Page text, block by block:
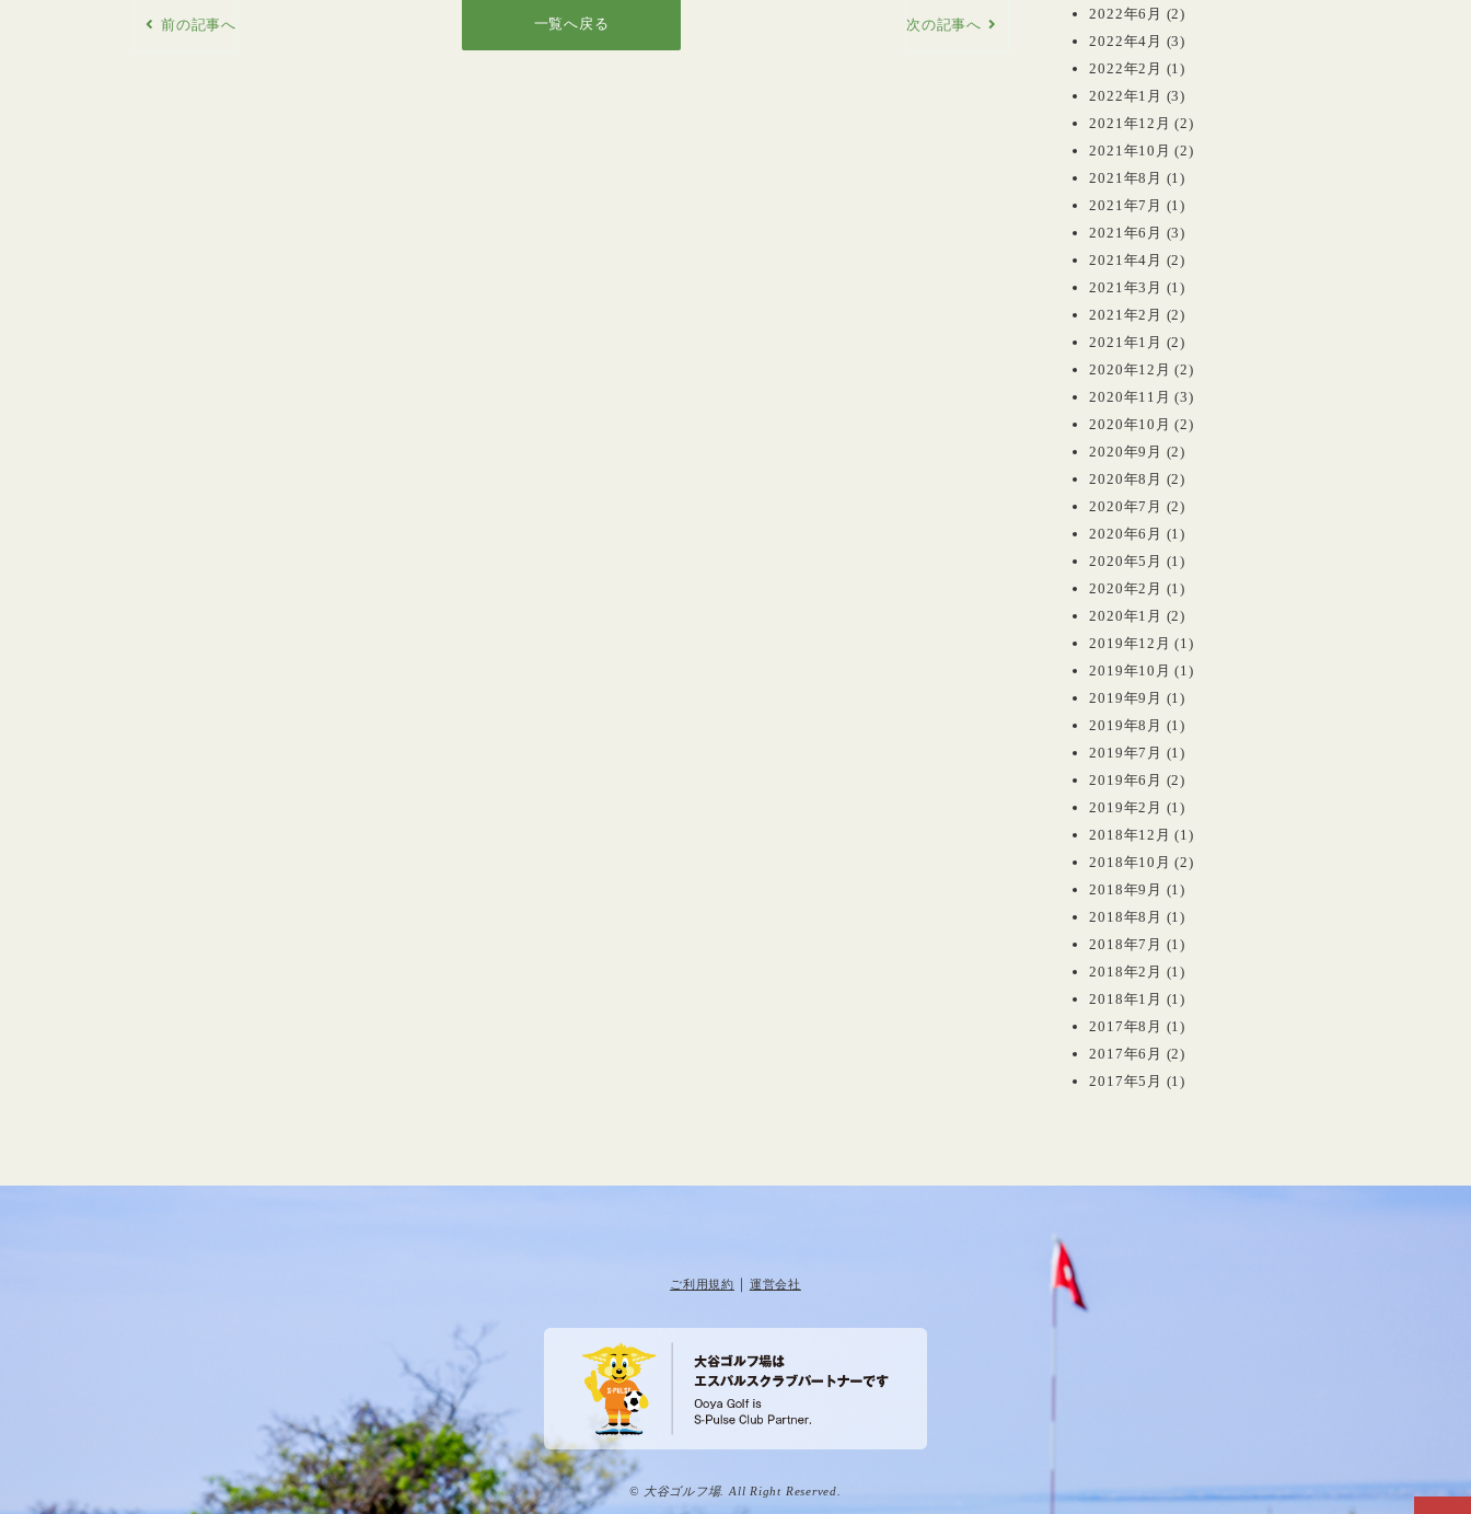
前の記事へ 次の記事へ
一覧へ戻る
2022年6月 (2)
2022年4月 (3)
2022年2月 (1)
2022年1月 (3)
2021年12月 (2)
2021年10月 (2)
2021年8月 (1)
2021年7月 (1)
2021年6月 (3)
2021年4月 (2)
2021年3月 (1)
2021年2月 (2)
2021年1月 (2)
2020年12月 (2)
2020年11月 (3)
2020年10月 (2)
2020年9月 (2)
2020年8月 (2)
2020年7月 (2)
2020年6月 (1)
2020年5月 (1)
2020年2月 (1)
2020年1月 (2)
2019年12月 (1)
2019年10月 (1)
2019年9月 (1)
2019年8月 (1)
2019年7月 (1)
2019年6月 (2)
2019年2月 (1)
2018年12月 (1)
2018年10月 (2)
2018年9月 (1)
2018年8月 (1)
2018年7月 (1)
2018年2月 (1)
2018年1月 (1)
2017年8月 (1)
2017年6月 (2)
2017年5月 (1)
ご利用規約 ｜ 運営会社
© 大谷ゴルフ場. All Right Reserved.